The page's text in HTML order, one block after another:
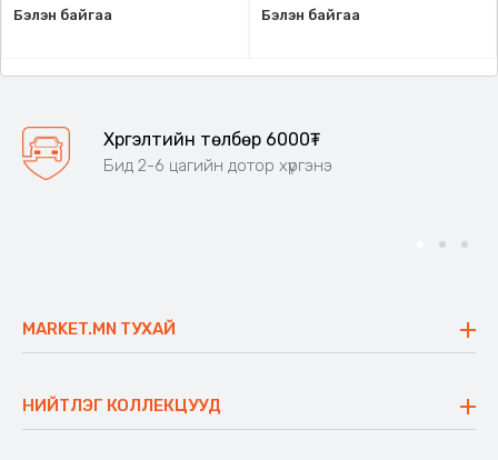
Бэлэн байгаа Бэлэн байгаа
Хүргэлтийн төлбөр 6000₮
Бид 2-6 цагийн дотор хүргэнэ
MARKET.MN ТУХАЙ
Үнэт зүйлс
Ажлын байр
НИЙТЛЭГ КОЛЛЕКЦУУД